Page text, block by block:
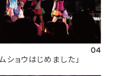
ショウはじめました」